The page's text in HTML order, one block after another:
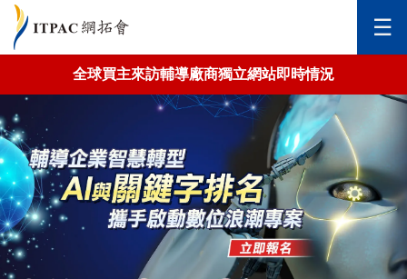
✕
關於網拓會
全球市場拓銷
台灣市場拓銷
新北市政府-金斗雲
☰
全球買主來訪輔導廠商獨立網站即時情況